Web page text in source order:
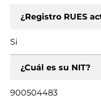
¿Registro RUES
Si
¿Cuál es su NIT?
900504483